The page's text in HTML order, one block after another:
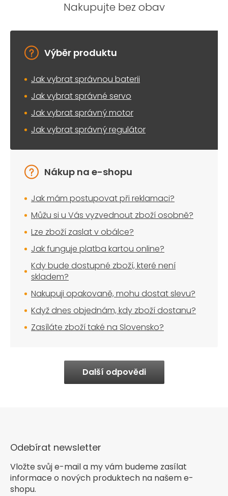
r
v
y
ý
s
u
Nakupujte bez obav
Výběr produktu
Jak vybrat správnou baterii
Jak vybrat správné servo
Jak vybrat správný motor
Jak vybrat správný regulátor
Nákup na e-shopu
Jak mám postupovat při reklamaci?
Můžu si u Vás vyzvednout zboží osobně?
Lze zboží zaslat v obálce?
Jak funguje platba kartou online?
Kdy bude dostupné zboží, které není
skladem?
Nakupuji opakovaně, mohu dostat slevu?
Když dnes objednám, kdy zboží dostanu?
Zasíláte zboží také na Slovensko?
Další odpovědi
Odebírat newsletter
Vložte svůj e-mail a my vám budeme zasílat
informace o nových produktech na našem e-
shopu.